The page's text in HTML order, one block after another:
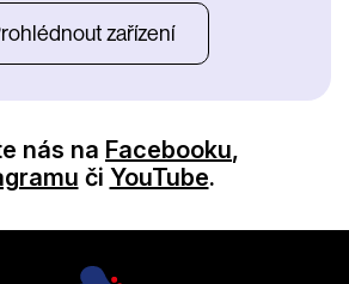
zařízení
nás na Facebooku,
či YouTube.